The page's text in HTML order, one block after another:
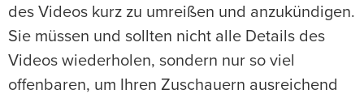
des Videos kurz zu umreißen und anzukündigen.
Sie müssen und sollten nicht alle Details des
Videos wiederholen, sondern nur so viel
offenbaren, um Ihren Zuschauern ausreichend